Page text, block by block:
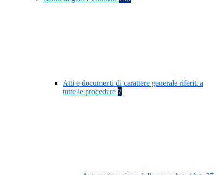
Atti e documenti di carattere generale riferiti a
tutte le procedure 7